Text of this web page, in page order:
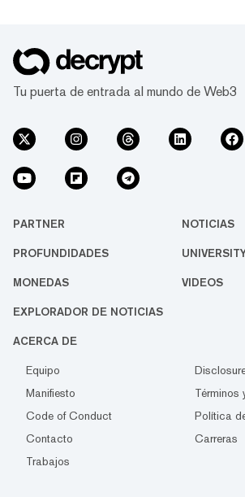
Tu puerta de entrada al mundo de Web3
PARTNER NOTICIAS
PROFUNDIDADES
MONEDAS VIDEOS
EXPLORADOR DE NOTICIAS
ACERCA DE
Equipo
Manifiesto
Términos
Code of Conduct
Política
Contacto
Carreras
Trabajos